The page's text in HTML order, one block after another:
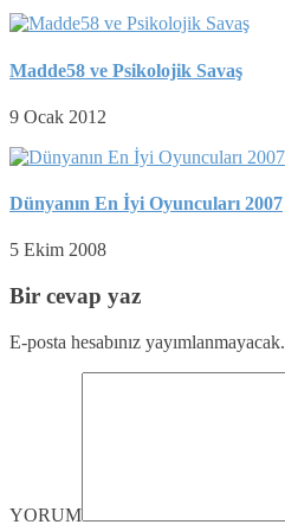
Madde58 ve Psikolojik Savaş
9 Ocak 2012
Dünyanın En İyi Oyuncuları 2007
5 Ekim 2008
Bir cevap yaz
E-posta hesabınız yayımlanmayacak.
YORUM